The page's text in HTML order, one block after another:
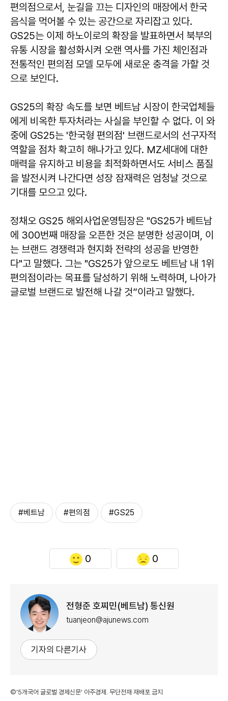
편의점으로서, 눈길을 끄는 디자인의 매장에서 한국
음식을 먹어볼 수 있는 공간으로 자리잡고 있다.
GS25는 이제 하노이로의 확장을 발표하면서 북부의
유통 시장을 활성화시켜 오랜 역사를 가진 체인점과
전통적인 편의점 모델 모두에 새로운 충격을 가할 것
으로 보인다.
GS25의 확장 속도를 보면 베트남 시장이 한국업체들
에게 비옥한 투자처라는 사실을 부인할 수 없다. 이 와
중에 GS25는 '한국형 편의점' 브랜드로서의 선구자적
역할을 점차 확고히 해나가고 있다. MZ세대에 대한
매력을 유지하고 비용을 최적화하면서도 서비스 품질
을 발전시켜 나간다면 성장 잠재력은 엄청날 것으로
기대를 모으고 있다.
정채오 GS25 해외사업운영팀장은 "GS25가 베트남
에 300번째 매장을 오픈한 것은 분명한 성공이며, 이
는 브랜드 경쟁력과 현지화 전략의 성공을 반영한
다"고 말했다. 그는 "GS25가 앞으로도 베트남 내 1위
편의점이라는 목표를 달성하기 위해 노력하며, 나아가
글로벌 브랜드로 발전해 나갈 것”이라고 말했다.
#베트남 #편의점 #GS25
0 0
전형준 호찌민(베트남) 통신원
tuanjeon@ajunews.com
기자의 다른기사
©'5개국어 글로벌 경제신문' 아주경제. 무단전재·재배포 금지